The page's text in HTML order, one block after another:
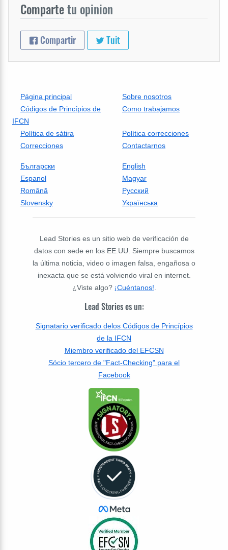
Compartetu opinion
Compartir Tuit
Página principal
Sobre nosotros
Códigos de Princípios de
IFCN
Como trabajamos
Política de sátira
Política correcciones
Correcciones
Contactarnos
Български
English
Espanol
Magyar
Română
Русский
Slovensky
Українська
Lead Stories es un sitio web de verificación de
datos con sede en los EE.UU. Siempre buscamos
la última noticia, video o imagen falsa, engañosa o
inexacta que se está volviendo viral en internet.
¿Viste algo? ¡Cuéntanos!.
Lead Stories es un:
Signatario verificado delos Códigos de Princípios
de la IFCN
Miembro verificado del EFCSN
Sócio tercero de "Fact-Checking" para el
Facebook